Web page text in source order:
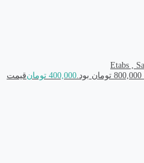
400,000 تومانقیمت